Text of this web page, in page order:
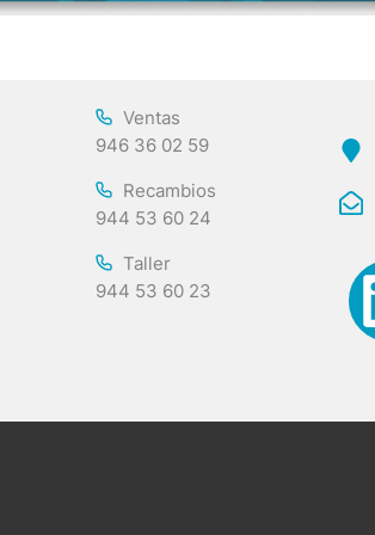
Ventas
946 36 02 59
Recambios
944 53 60 24
Taller
944 53 60 23